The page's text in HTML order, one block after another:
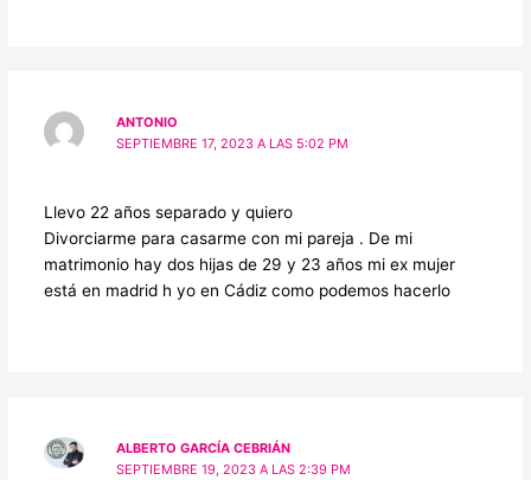
ANTONIO
SEPTIEMBRE 17, 2023 A LAS 5:02 PM
Llevo 22 años separado y quiero
Divorciarme para casarme con mi pareja . De mi
matrimonio hay dos hijas de 29 y 23 años mi ex mujer
está en madrid h yo en Cádiz como podemos hacerlo
ALBERTO GARCÍA CEBRIÁN
SEPTIEMBRE 19, 2023 A LAS 2:39 PM